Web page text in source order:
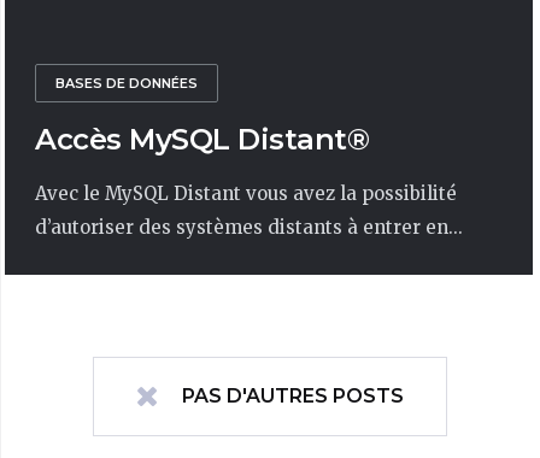
BASES DE DONNÉES
Accès MySQL Distant®
Avec le MySQL Distant vous avez la possibilité
d’autoriser des systèmes distants à entrer en...
PAS D'AUTRES POSTS